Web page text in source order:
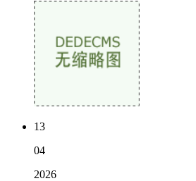
13
04
2026